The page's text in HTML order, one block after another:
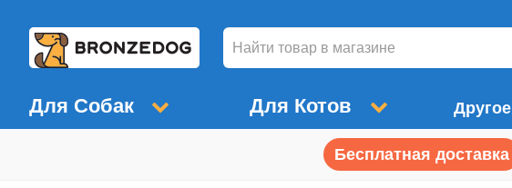
Для Собак Для Котов Другое
Бесплатная доставка